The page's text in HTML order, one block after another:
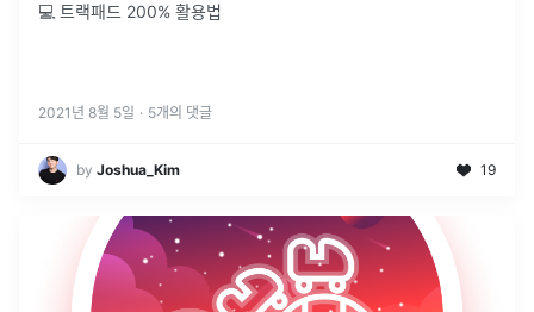
💻 트랙패드 200% 활용법
2021년 8월 5일 · 5개의 댓글
by Joshua_Kim 19